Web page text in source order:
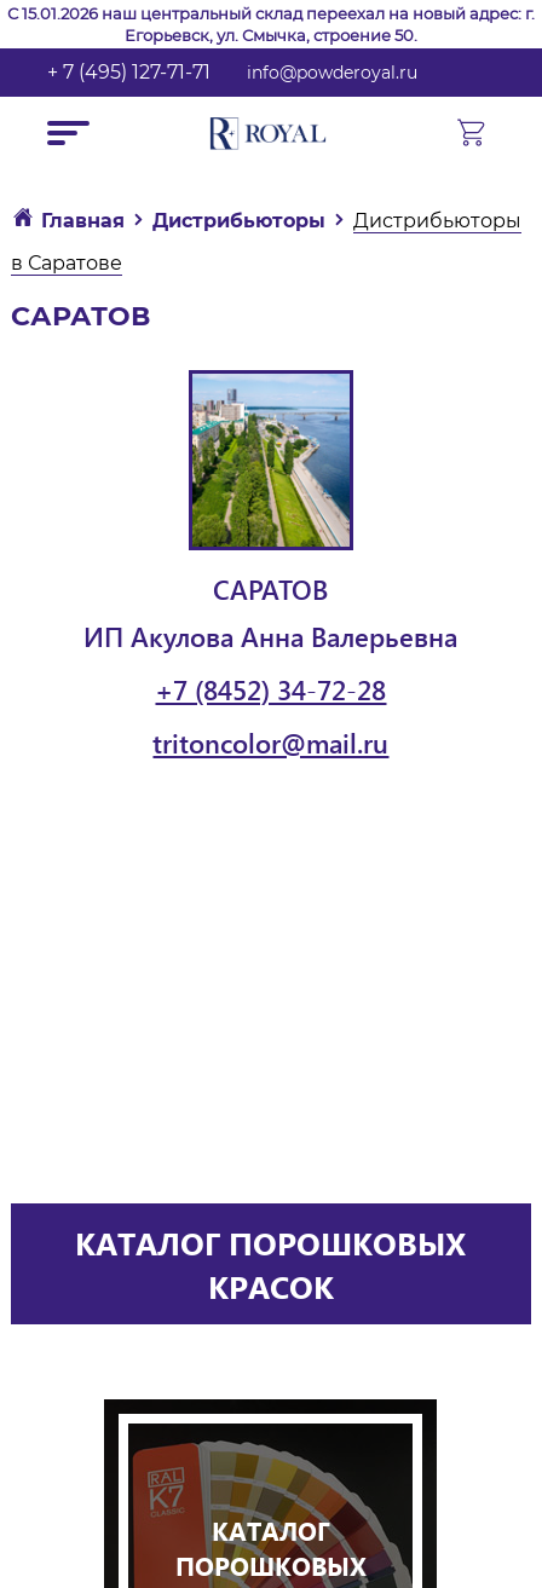
С 15.01.2026 наш центральный склад переехал на новый адрес: г.
Егорьевск, ул. Смычка, строение 50.
+ 7 (495) 127-71-71 info@powderoyal.ru
Главная Дистрибьюторы
Дистрибьюторы
в Саратове
САРАТОВ
САРАТОВ
ИП Акулова Анна Валерьевна
+7 (8452) 34-72-28
tritoncolor@mail.ru
КАТАЛОГ ПОРОШКОВЫХ
КРАСОК
КАТАЛОГ
ПОРОШКОВЫХ